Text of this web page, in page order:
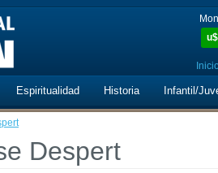
u$
Espiritualidad Historia Infantil/
Despert